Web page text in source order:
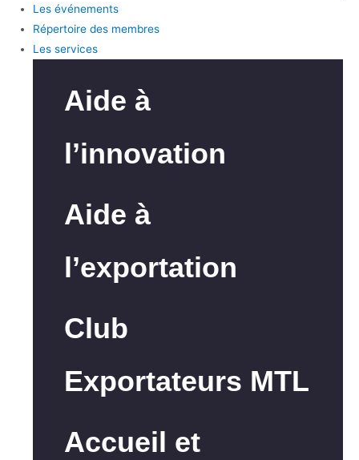
Les événements
Répertoire des membres
Les services
Aide à
l’innovation
Aide à
l’exportation
Club
Exportateurs MTL
Accueil et